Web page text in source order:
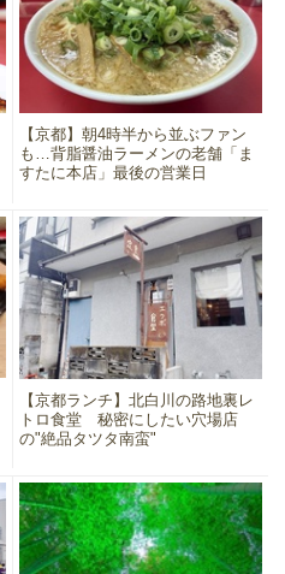
【京都】朝4時半から並ぶファン
も…背脂醤油ラーメンの老舗「ま
すたに本店」最後の営業日
【京都ランチ】北白川の路地裏レ
トロ食堂 秘密にしたい穴場店
の"絶品タツタ南蛮"